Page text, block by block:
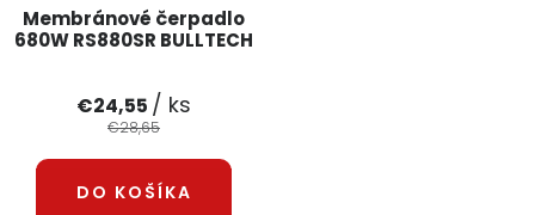
Membránové čerpadlo
680W RS880SR BULLTECH
€24,55 / ks
€28,65
DO KOŠÍKA